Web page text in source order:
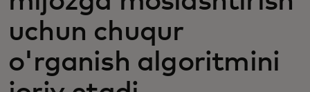
Yangiliklar va trendlar
uchun chuqur
o'rganish algoritmini